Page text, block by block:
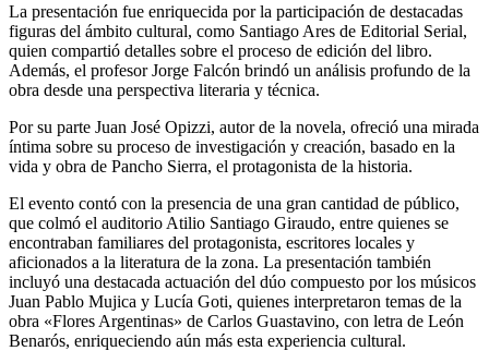
La presentación fue enriquecida por la participación de destacadas
figuras del ámbito cultural, como Santiago Ares de Editorial Serial,
quien compartió detalles sobre el proceso de edición del libro.
Además, el profesor Jorge Falcón brindó un análisis profundo de la
obra desde una perspectiva literaria y técnica.
Por su parte Juan José Opizzi, autor de la novela, ofreció una mirada
íntima sobre su proceso de investigación y creación, basado en la
vida y obra de Pancho Sierra, el protagonista de la historia.
El evento contó con la presencia de una gran cantidad de público,
que colmó el auditorio Atilio Santiago Giraudo, entre quienes se
encontraban familiares del protagonista, escritores locales y
aficionados a la literatura de la zona. La presentación también
incluyó una destacada actuación del dúo compuesto por los músicos
Juan Pablo Mujica y Lucía Goti, quienes interpretaron temas de la
obra «Flores Argentinas» de Carlos Guastavino, con letra de León
Benarós, enriqueciendo aún más esta experiencia cultural.